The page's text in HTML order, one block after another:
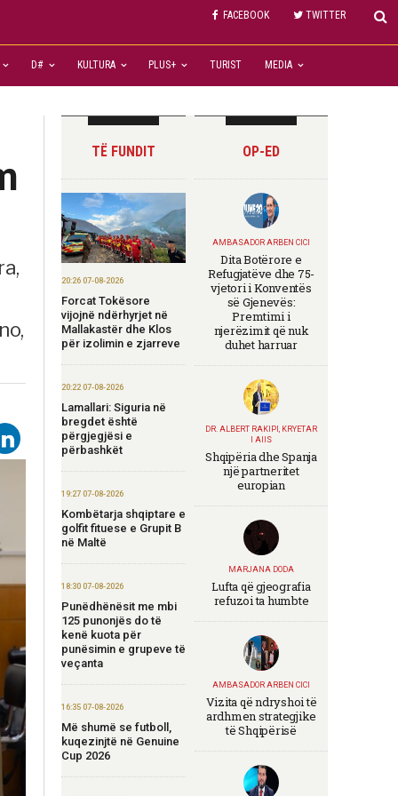
FACEBOOK TWITTER
D# KULTURA PLUS+ TURIST MEDIA
TË FUNDIT
20:26 07-08-2026
Forcat Tokësore
vijojnë ndërhyrjet në
Mallakastër dhe Klos
për izolimin e zjarreve
20:22 07-08-2026
Lamallari: Siguria në
bregdet është
përgjegjësi e
përbashkët
19:27 07-08-2026
Kombëtarja shqiptare e
golfit fituese e Grupit B
në Maltë
18:30 07-08-2026
Punëdhënësit me mbi
125 punonjës do të
kenë kuota për
punësimin e grupeve të
veçanta
16:35 07-08-2026
Më shumë se futboll,
kuqezinjtë në Genuine
Cup 2026
OP-ED
AMBASADOR ARBEN CICI
Dita Botërore e
Refugjatëve dhe 75-
vjetori i Konventës
së Gjenevës:
Premtimi i
njerëzimit që nuk
duhet harruar
DR. ALBERT RAKIPI, KRYETAR
I AIIS
Shqipëria dhe Spanja
një partneritet
europian
MARJANA DODA
Lufta që gjeografia
refuzoi ta humbte
AMBASADOR ARBEN CICI
Vizita që ndryshoi të
ardhmen strategjike
të Shqipërisë